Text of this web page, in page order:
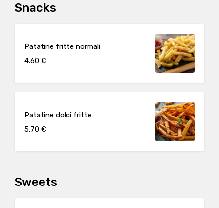
Snacks
Patatine fritte normali
4.60 €
Patatine dolci fritte
5.70 €
Sweets